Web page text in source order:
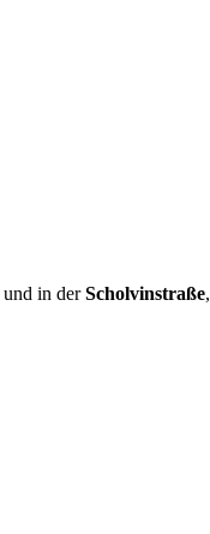
und in derScholvinstraße,